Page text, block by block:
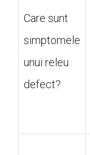
Care sunt
simptomele
unui releu
defect?